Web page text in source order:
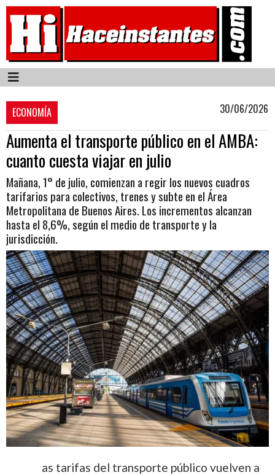
ECONOMÍA 30/06/2026
Aumenta el transporte público en el AMBA:
cuanto cuesta viajar en julio
Mañana, 1° de julio, comienzan a regir los nuevos cuadros
tarifarios para colectivos, trenes y subte en el Área
Metropolitana de Buenos Aires. Los incrementos alcanzan
hasta el 8,6%, según el medio de transporte y la
jurisdicción.
as tarifas del transporte público vuelven a